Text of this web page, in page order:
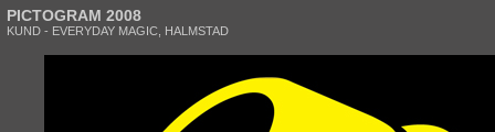
PICTOGRAM 2008
KUND - EVERYDAY MAGIC, HALMSTAD